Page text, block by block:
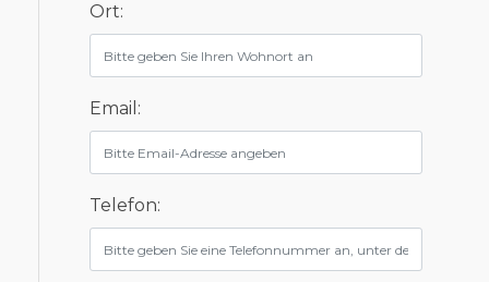
Ort:
Email:
Telefon: